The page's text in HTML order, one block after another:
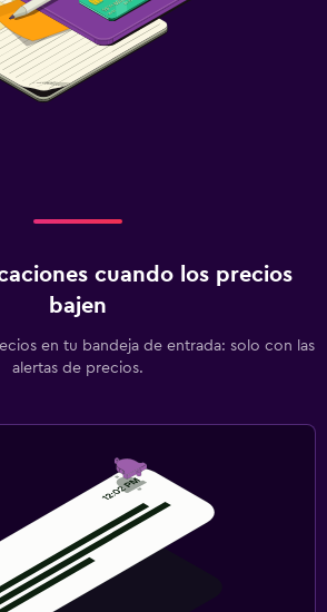
cuando los precios
bajen
en tu bandeja de entrada: solo con las
alertas de precios.